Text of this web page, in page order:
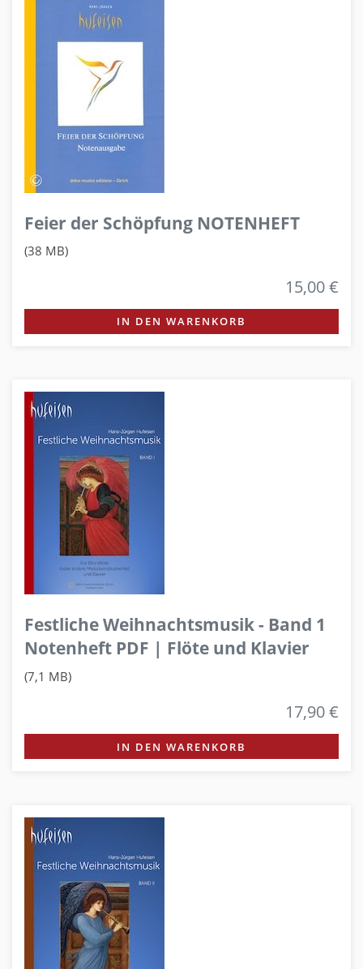
Feier der Schöpfung NOTENHEFT
(38 MB)
15,00 €
IN DEN WARENKORB
Festliche Weihnachtsmusik - Band 1
Notenheft PDF | Flöte und Klavier
(7,1 MB)
17,90 €
IN DEN WARENKORB